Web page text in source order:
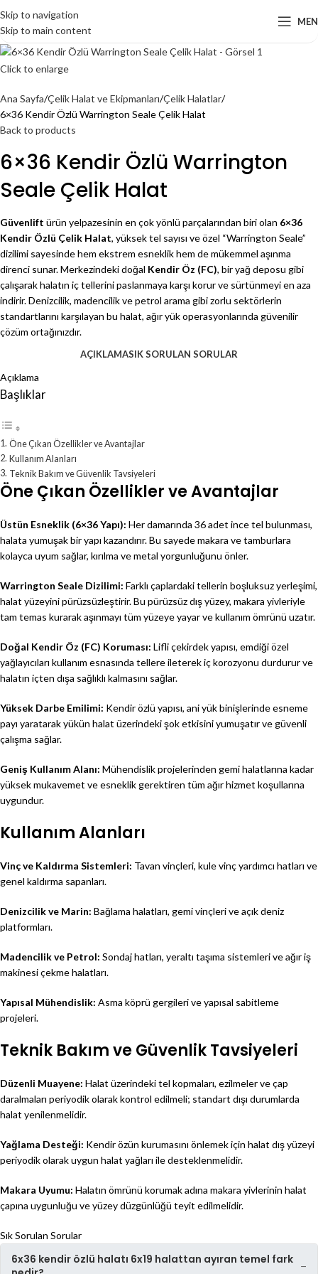
Skip to navigation
Skip to main content
Click to enlarge
Ana Sayfa Çelik Halat ve Ekipmanları Çelik Halatlar
6×36 Kendir Özlü Warrington Seale Çelik Halat
Back to products
6×36 Kendir Özlü Warrington
Seale Çelik Halat
Güvenlift ürün yelpazesinin en çok yönlü parçalarından biri olan 6×36
Kendir Özlü Çelik Halat, yüksek tel sayısı ve özel “Warrington Seale”
dizilimi sayesinde hem ekstrem esneklik hem de mükemmel aşınma
direnci sunar. Merkezindeki doğal Kendir Öz (FC), bir yağ deposu gibi
çalışarak halatın iç tellerini paslanmaya karşı korur ve sürtünmeyi en aza
indirir. Denizcilik, madencilik ve petrol arama gibi zorlu sektörlerin
standartlarını karşılayan bu halat, ağır yük operasyonlarında güvenilir
çözüm ortağınızdır.
AÇIKLAMASIK SORULAN SORULAR
Açıklama
Başlıklar
Öne Çıkan Özellikler ve Avantajlar
Kullanım Alanları
Teknik Bakım ve Güvenlik Tavsiyeleri
Öne Çıkan Özellikler ve Avantajlar
Üstün Esneklik (6×36 Yapı): Her damarında 36 adet ince tel bulunması,
halata yumuşak bir yapı kazandırır. Bu sayede makara ve tamburlara
kolayca uyum sağlar, kırılma ve metal yorgunluğunu önler.
Warrington Seale Dizilimi: Farklı çaplardaki tellerin boşluksuz yerleşimi,
halat yüzeyini pürüzsüzleştirir. Bu pürüzsüz dış yüzey, makara yivleriyle
tam temas kurarak aşınmayı tüm yüzeye yayar ve kullanım ömrünü uzatır.
Doğal Kendir Öz (FC) Koruması: Lifli çekirdek yapısı, emdiği özel
yağlayıcıları kullanım esnasında tellere ileterek iç korozyonu durdurur ve
halatın içten dışa sağlıklı kalmasını sağlar.
Yüksek Darbe Emilimi: Kendir özlü yapısı, ani yük binişlerinde esneme
payı yaratarak yükün halat üzerindeki şok etkisini yumuşatır ve güvenli
çalışma sağlar.
Geniş Kullanım Alanı: Mühendislik projelerinden gemi halatlarına kadar
yüksek mukavemet ve esneklik gerektiren tüm ağır hizmet koşullarına
uygundur.
Kullanım Alanları
Vinç ve Kaldırma Sistemleri: Tavan vinçleri, kule vinç yardımcı hatları ve
genel kaldırma sapanları.
Denizcilik ve Marin: Bağlama halatları, gemi vinçleri ve açık deniz
platformları.
Madencilik ve Petrol: Sondaj hatları, yeraltı taşıma sistemleri ve ağır iş
makinesi çekme halatları.
Yapısal Mühendislik: Asma köprü gergileri ve yapısal sabitleme
projeleri.
Teknik Bakım ve Güvenlik Tavsiyeleri
Düzenli Muayene: Halat üzerindeki tel kopmaları, ezilmeler ve çap
daralmaları periyodik olarak kontrol edilmeli; standart dışı durumlarda
halat yenilenmelidir.
Yağlama Desteği: Kendir özün kurumasını önlemek için halat dış yüzeyi
periyodik olarak uygun halat yağları ile desteklenmelidir.
Makara Uyumu: Halatın ömrünü korumak adına makara yivlerinin halat
çapına uygunluğu ve yüzey düzgünlüğü teyit edilmelidir.
Sık Sorulan Sorular
6x36 kendir özlü halatı 6x19 halattan ayıran temel fark −